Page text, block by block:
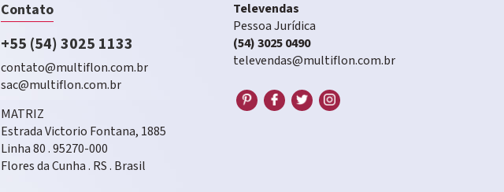
Contato
+55 (54) 3025 1133
contato@multiflon.com.br
sac@multiflon.com.br
MATRIZ
Estrada Victorio Fontana, 1885
Linha 80 . 95270-000
Flores da Cunha . RS . Brasil
Televendas
Pessoa Jurídica
(54) 3025 0490
televendas@multiflon.com.br